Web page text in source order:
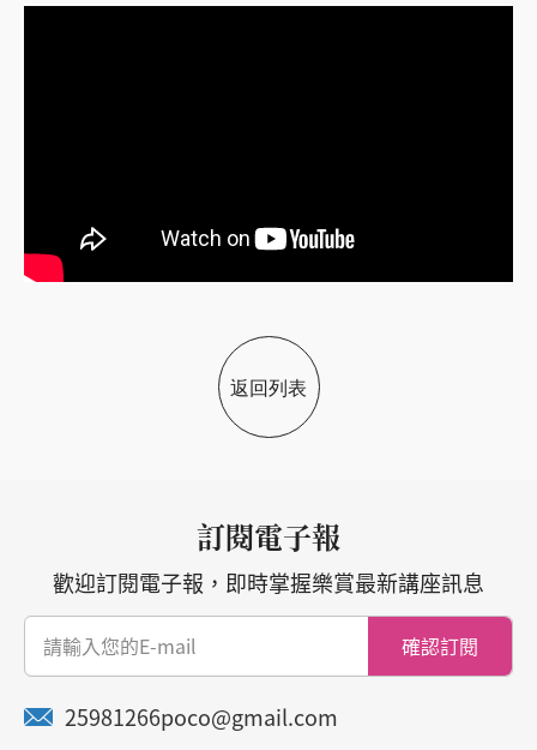
返回列表
訂閱電子報
歡迎訂閱電子報，即時掌握樂賞最新講座訊息
確認訂閱
25981266poco@gmail.com